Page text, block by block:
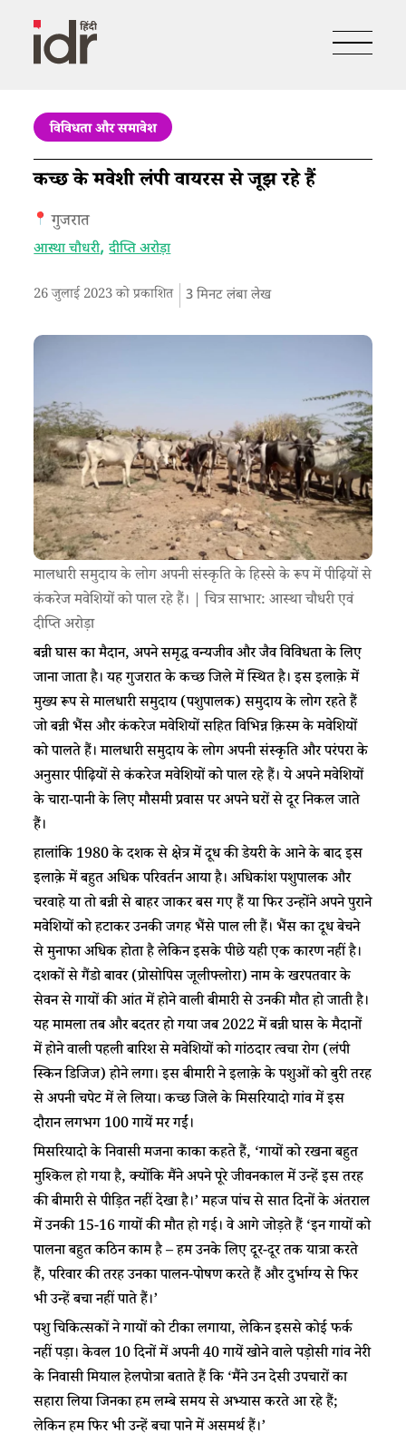
विविधता और समावेश
कच्छ के मवेशी लंपी वायरस से जूझ रहे हैं
गुजरात
आस्था चौधरी,दीप्ति अरोड़ा
26 जुलाई 2023 को प्रकाशित 3मिनट लंबा लेख
मालधारी समुदाय के लोग अपनी संस्कृति के हिस्से के रूप में पीढ़ियों से
कंकरेज मवेशियों को पाल रहे हैं। | चित्र साभार: आस्था चौधरी एवं
दीप्ति अरोड़ा
बन्नी घास का मैदान, अपने समृद्ध वन्यजीव और जैव विविधता के लिए
जाना जाता है। यह गुजरात के कच्छ जिले में स्थित है। इस इलाक़े में
मुख्य रूप से मालधारी समुदाय (पशुपालक) समुदाय के लोग रहते हैं
जो बन्नी भैंस और कंकरेज मवेशियों सहित विभिन्न क़िस्म के मवेशियों
को पालते हैं। मालधारी समुदाय के लोग अपनी संस्कृति और परंपरा के
अनुसार पीढ़ियों से कंकरेज मवेशियों को पाल रहे हैं। ये अपने मवेशियों
के चारा-पानी के लिए मौसमी प्रवास पर अपने घरों से दूर निकल जाते
हैं।
हालांकि 1980 के दशक से क्षेत्र में दूध की डेयरी के आने के बाद इस
इलाक़े में बहुत अधिक परिवर्तन आया है। अधिकांश पशुपालक और
चरवाहे या तो बन्नी से बाहर जाकर बस गए हैं या फिर उन्होंने अपने पुराने
मवेशियों को हटाकर उनकी जगह भैंसे पाल ली हैं। भैंस का दूध बेचने
से मुनाफा अधिक होता है लेकिन इसके पीछे यही एक कारण नहीं है।
दशकों से गैंडो बावर (प्रोसोपिस जूलीफ्लोरा) नाम के खरपतवार के
सेवन से गायों की आंत में होने वाली बीमारी से उनकी मौत हो जाती है।
यह मामला तब और बदतर हो गया जब 2022 में बन्नी घास के मैदानों
में होने वाली पहली बारिश से मवेशियों को गांठदार त्वचा रोग (लंपी
स्किन डिजिज) होने लगा। इस बीमारी ने इलाक़े के पशुओं को बुरी तरह
से अपनी चपेट में ले लिया। कच्छ जिले के मिसरियादो गांव में इस
दौरान लगभग 100 गायें मर गईं।
मिसरियादो के निवासी मजना काका कहते हैं, ‘गायों को रखना बहुत
मुश्किल हो गया है, क्योंकि मैंने अपने पूरे जीवनकाल में उन्हें इस तरह
की बीमारी से पीड़ित नहीं देखा है।’ महज पांच से सात दिनों के अंतराल
में उनकी 15-16 गायों की मौत हो गई। वे आगे जोड़ते हैं ‘इन गायों को
पालना बहुत कठिन काम है – हम उनके लिए दूर-दूर तक यात्रा करते
हैं, परिवार की तरह उनका पालन-पोषण करते हैं और दुर्भाग्य से फिर
भी उन्हें बचा नहीं पाते हैं।’
पशु चिकित्सकों ने गायों को टीका लगाया, लेकिन इससे कोई फर्क
नहीं पड़ा। केवल 10 दिनों में अपनी 40 गायें खोने वाले पड़ोसी गांव नेरी
के निवासी मियाल हेलपोत्रा बताते हैं कि ‘मैंने उन देसी उपचारों का
सहारा लिया जिनका हम लम्बे समय से अभ्यास करते आ रहे हैं;
लेकिन हम फिर भी उन्हें बचा पाने में असमर्थ हैं।’